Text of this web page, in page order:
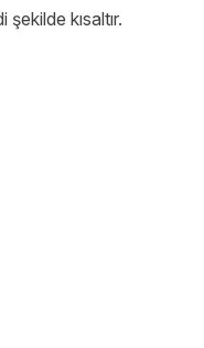
kısaltır.